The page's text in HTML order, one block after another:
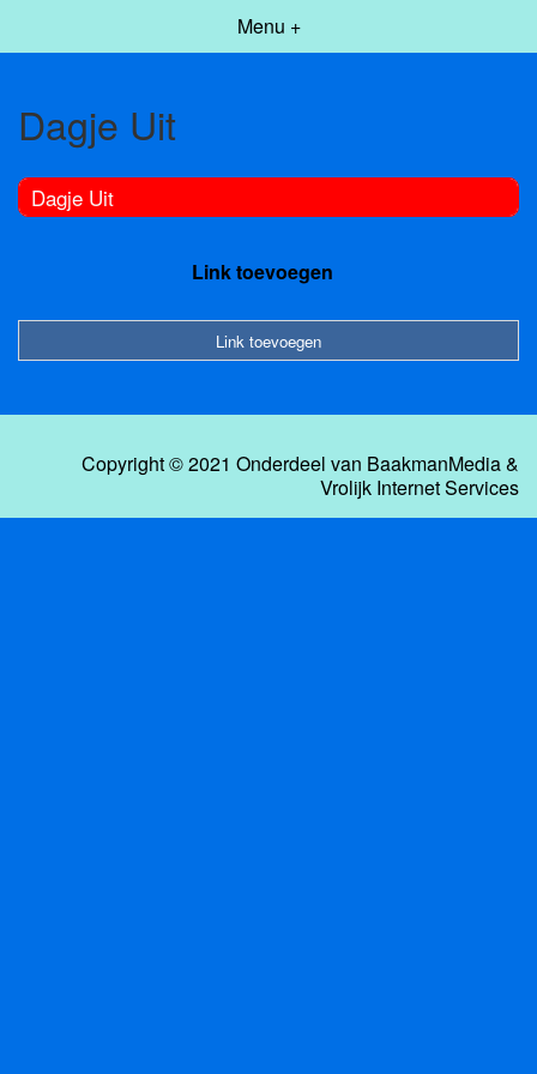
Menu +
Dagje Uit
Dagje Uit
Link toevoegen
Link toevoegen
Copyright © 2021 Onderdeel van BaakmanMedia&
Vrolijk Internet Services